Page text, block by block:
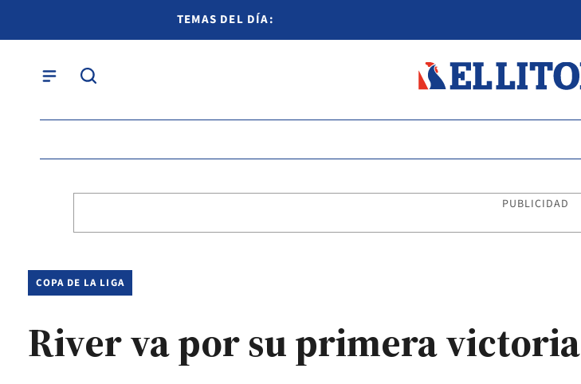
TEMAS DEL DÍA:
PUBLICIDAD
COPA DE LA LIGA
River va por su primera victoria